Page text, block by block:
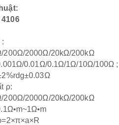
200Ω/2000Ω/20kΩ/200kΩ
0.01Ω/0.1Ω/1Ω/10Ω/100Ω ;
ρ:
200Ω/2000Ω/20kΩ/200kΩ